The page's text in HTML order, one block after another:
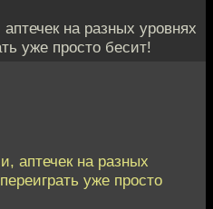
на разных уровнях
уже просто бесит!
аптечек на разных
уже просто